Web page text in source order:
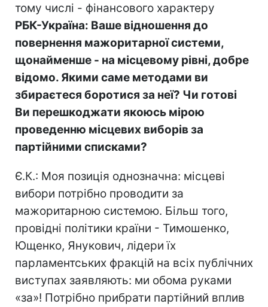
тому числі - фінансового характеру
РБК-Україна: Ваше відношення до
повернення мажоритарної системи,
щонайменше - на місцевому рівні, добре
відомо. Якими саме методами ви
збираєтеся боротися за неї? Чи готові
Ви перешкоджати якоюсь мірою
проведенню місцевих виборів за
партійними списками?
Є.К.: Моя позиція однозначна: місцеві
вибори потрібно проводити за
мажоритарною системою. Більш того,
провідні політики країни - Тимошенко,
Ющенко, Янукович, лідери їх
парламентських фракцій на всіх публічних
виступах заявляють: ми обома руками
«за»! Потрібно прибрати партійний вплив